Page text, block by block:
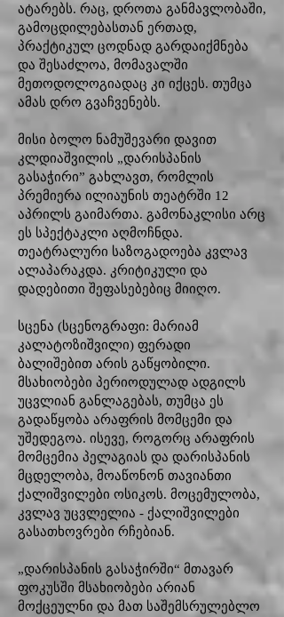
ატარებს. რაც, დროთა განმავლობაში,
გამოცდილებასთან ერთად,
პრაქტიკულ ცოდნად გარდაიქმნება
და შესაძლოა, მომავალში
მეთოდოლოგიადაც კი იქცეს. თუმცა
ამას დრო გვაჩვენებს.
მისი ბოლო ნამუშევარი დავით
კლდიაშვილის „დარისპანის
გასაჭირი” გახლავთ, რომლის
პრემიერა ილიაუნის თეატრში 12
აპრილს გაიმართა. გამონაკლისი არც
ეს სპექტაკლი აღმოჩნდა.
თეატრალური საზოგადოება კვლავ
ალაპარაკდა. კრიტიკული და
დადებითი შეფასებებიც მიიღო.
სცენა (სცენოგრაფი: მარიამ
კალატოზიშვილი) ფერადი
ბალიშებით არის გაწყობილი.
მსახიობები პერიოდულად ადგილს
უცვლიან განლაგებას, თუმცა ეს
გადაწყობა არაფრის მომცემი და
უშედეგოა. ისევე, როგორც არაფრის
მომცემია პელაგიას და დარისპანის
მცდელობა, მოაწონონ თავიანთი
ქალიშვილები ოსიკოს. მოცემულობა,
კვლავ უცვლელია - ქალიშვილები
გასათხოვრები რჩებიან.
„დარისპანის გასაჭირში“ მთავარ
ფოკუსში მსახიობები არიან
მოქცეულნი და მათ საშემსრულებლო